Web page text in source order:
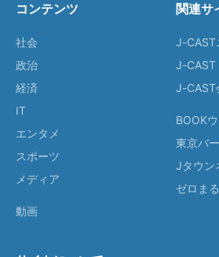
コンテンツ
社会
政治
経済
IT
エンタメ
スポーツ
メディア
動画
関連サ
J-CAST
J-CAST
J-CAST
BOOK
東京バ
Jタウン
ゼロまる